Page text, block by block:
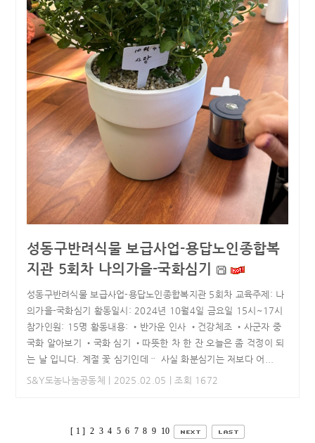
성동구반려식물 보급사업-용답노인종합복
지관 5회차 나의가을-국화심기
성동구반려식물 보급사업-용답노인종합복지관 5회차 교육주제: 나
의가을-국화심기 활동일시: 2024년 10월4일 금요일 15시~17시
참가인원: 15명 활동내용: •반가운 인사 •건강체조 •사군자 중
국화 알아보기 •국화 심기 •따뜻한 차 한 잔 오늘은 좀 걱정이 되
는 날 입니다. 계절 꽃 심기인데ᆢ 사실 화분심기는 저보다 어...
S&Y도농나눔공동체
| 2025.02.05 | 조회 1672
[ 1 ] 2 3 4 5 6 7 8 9 10